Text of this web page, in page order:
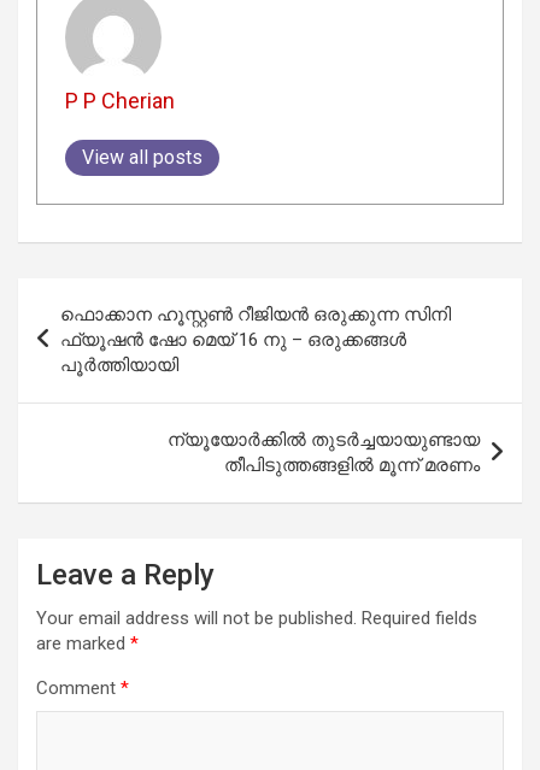
P P Cherian
View all posts
navigation
ഫൊക്കാന ഹൂസ്റ്റൺ റീജിയൻ ഒരുക്കുന്ന സിനി
ഫ്യൂഷൻ ഷോ മെയ് 16 നു – ഒരുക്കങ്ങൾ
പൂർത്തിയായി
ന്യൂയോർക്കിൽ തുടർച്ചയായുണ്ടായ
തീപിടുത്തങ്ങളിൽ മൂന്ന് മരണം
Leave a Reply
Your email address will not be published. Required fields
are marked *
Comment *